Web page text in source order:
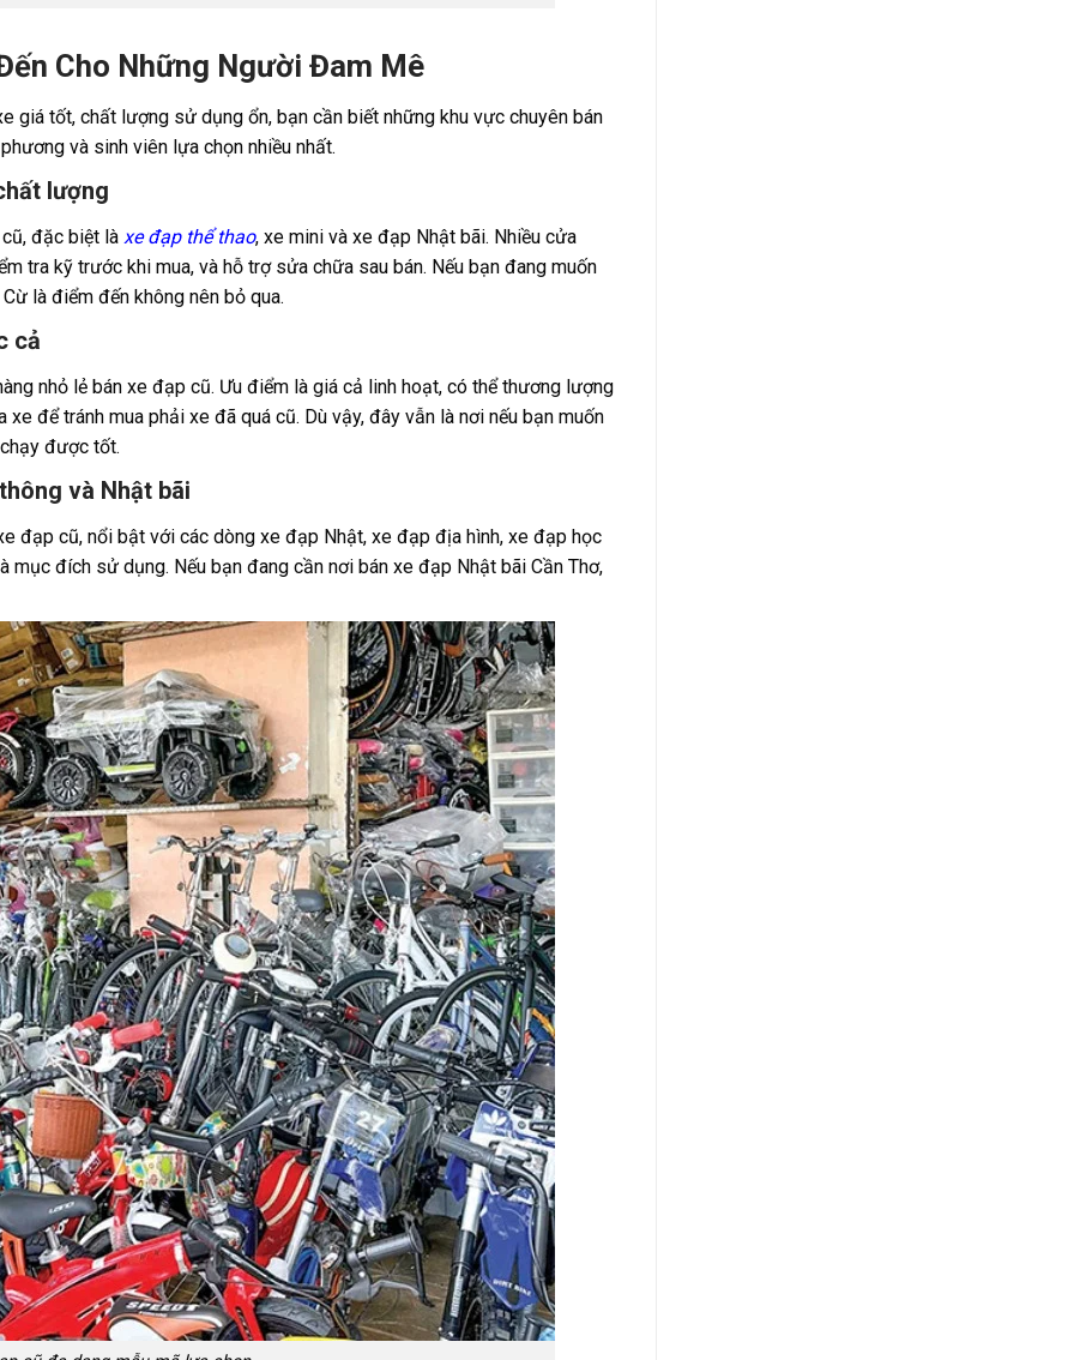
Cho Những Người Đam Mê
giá tốt, chất lượng sử dụng ổn, bạn cần biết những khu vực chuyên bán
và sinh viên lựa chọn nhiều nhất.
lượng
đặc biệt là xe đạp thể thao, xe mini và xe đạp Nhật bãi. Nhiều cửa
tra kỹ trước khi mua, và hỗ trợ sửa chữa sau bán. Nếu bạn đang muốn
là điểm đến không nên bỏ qua.
cả
nhỏ lẻ bán xe đạp cũ. Ưu điểm là giá cả linh hoạt, có thể thương lượng
để tránh mua phải xe đã quá cũ. Dù vậy, đây vẫn là nơi nếu bạn muốn
được tốt.
và Nhật bãi
đạp cũ, nổi bật với các dòng xe đạp Nhật, xe đạp địa hình, xe đạp học
mục đích sử dụng. Nếu bạn đang cần nơi bán xe đạp Nhật bãi Cần Thơ,